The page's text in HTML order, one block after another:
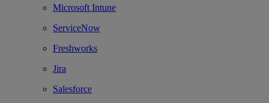
Microsoft Intune
ServiceNow
Freshworks
Jira
Salesforce